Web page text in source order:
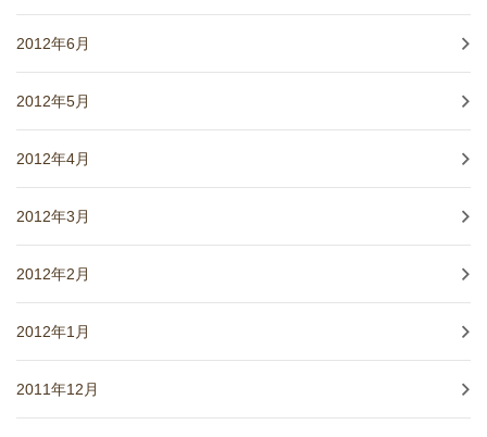
2012年6月
2012年5月
2012年4月
2012年3月
2012年2月
2012年1月
2011年12月